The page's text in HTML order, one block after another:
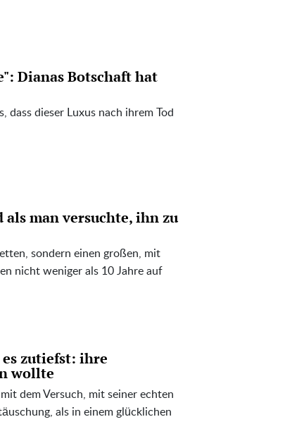
Dianas Botschaft hat
dass dieser Luxus nach ihrem Tod
als man versuchte, ihn zu
sondern einen großen, mit
nicht weniger als 10 Jahre auf
zutiefst: ihre
wollte
dem Versuch, mit seiner echten
als in einem glücklichen